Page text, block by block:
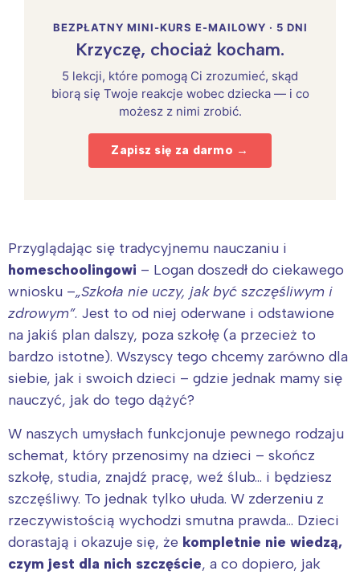
BEZPŁATNY MINI-KURS E-MAILOWY · 5 DNI
Krzyczę, chociaż kocham.
5 lekcji, które pomogą Ci zrozumieć, skąd
biorą się Twoje reakcje wobec dziecka — i co
możesz z nimi zrobić.
Zapisz się za darmo →
Przyglądając się tradycyjnemu nauczaniu i
homeschoolingowi – Logan doszedł do ciekawego
wniosku –„Szkoła nie uczy, jak być szczęśliwym i
zdrowym”. Jest to od niej oderwane i odstawione
na jakiś plan dalszy, poza szkołę (a przecież to
bardzo istotne). Wszyscy tego chcemy zarówno dla
siebie, jak i swoich dzieci – gdzie jednak mamy się
nauczyć, jak do tego dążyć?
W naszych umysłach funkcjonuje pewnego rodzaju
schemat, który przenosimy na dzieci – skończ
szkołę, studia, znajdź pracę, weź ślub… i będziesz
szczęśliwy. To jednak tylko ułuda. W zderzeniu z
rzeczywistością wychodzi smutna prawda… Dzieci
dorastają i okazuje się, że kompletnie nie wiedzą,
czym jest dla nich szczęście, a co dopiero, jak